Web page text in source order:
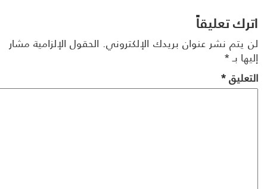
تعليقاً
يتم نشر عنوان بريدك الإلكتروني. الحقول الإلزامية مشار
بـ*
*